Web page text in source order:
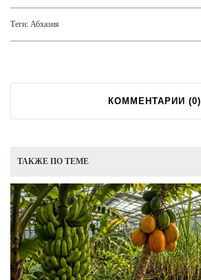
Теги: Абхазия
КОММЕНТАРИИ (0)
ТАКЖЕ ПО ТЕМЕ